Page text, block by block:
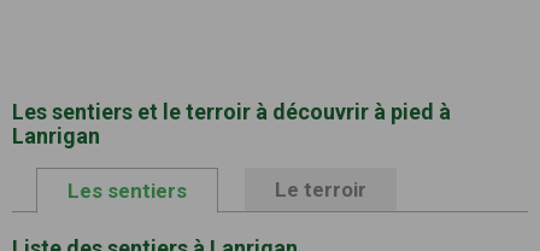
Les sentiers et le terroir à découvrir à pied à
Lanrigan
Les sentiers Le terroir